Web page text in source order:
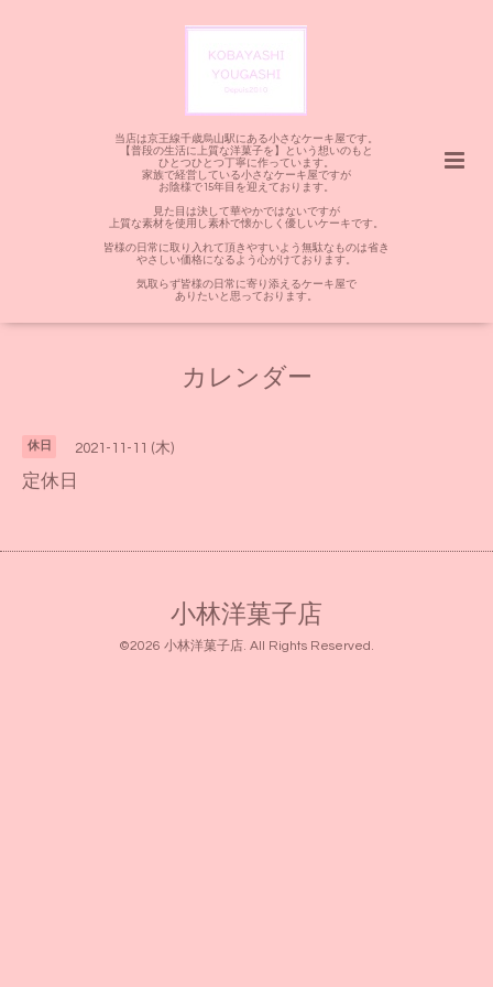
当店は京王線千歳烏山駅にある小さなケーキ屋です。
【普段の生活に上質な洋菓子を】という想いのもと
ひとつひとつ丁寧に作っています。
家族で経営している小さなケーキ屋ですが
お陰様で15年目を迎えております。
見た目は決して華やかではないですが
上質な素材を使用し素朴で懐かしく優しいケーキです。
皆様の日常に取り入れて頂きやすいよう無駄なものは省き
やさしい価格になるよう心がけております。
気取らず皆様の日常に寄り添えるケーキ屋で
ありたいと思っております。
カレンダー
休日 2021-11-11 (木)
定休日
小林洋菓子店
©2026 小林洋菓子店. All Rights Reserved.